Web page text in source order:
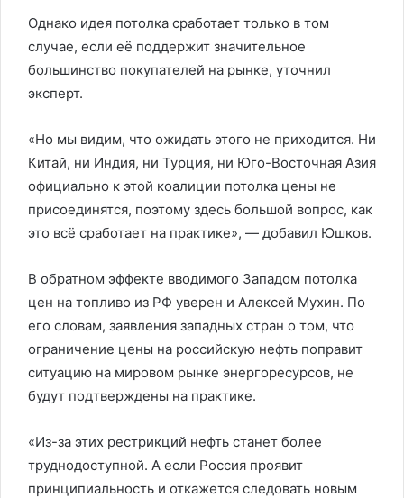
Однако идея потолка сработает только в том
случае, если её поддержит значительное
большинство покупателей на рынке, уточнил
эксперт.
«Но мы видим, что ожидать этого не приходится. Ни
Китай, ни Индия, ни Турция, ни Юго-Восточная Азия
официально к этой коалиции потолка цены не
присоединятся, поэтому здесь большой вопрос, как
это всё сработает на практике», — добавил Юшков.
В обратном эффекте вводимого Западом потолка
цен на топливо из РФ уверен и Алексей Мухин. По
его словам, заявления западных стран о том, что
ограничение цены на российскую нефть поправит
ситуацию на мировом рынке энергоресурсов, не
будут подтверждены на практике.
«Из-за этих рестрикций нефть станет более
труднодоступной. А если Россия проявит
принципиальность и откажется следовать новым